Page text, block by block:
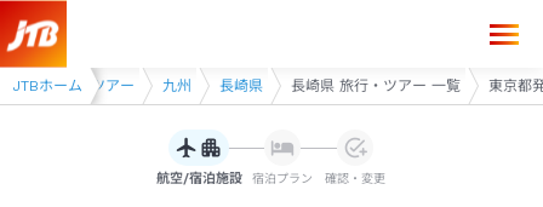
JTBホーム
飛行機利用ツアー 九州 長崎県 長崎県 旅行・ツアー 一覧 東京都
航空/宿泊施設 宿泊プラン 確認・変更